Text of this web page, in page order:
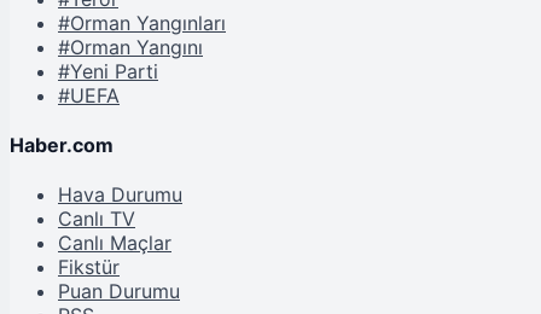
#Orman Yangınları
#Orman Yangını
#Yeni Parti
#UEFA
Haber.com
Hava Durumu
Canlı TV
Canlı Maçlar
Fikstür
Puan Durumu